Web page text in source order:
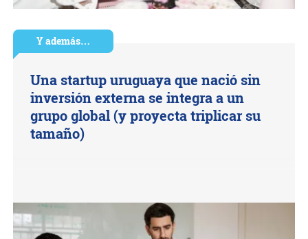
Y además…
Una startup uruguaya que nació sin
inversión externa se integra a un
grupo global (y proyecta triplicar su
tamaño)